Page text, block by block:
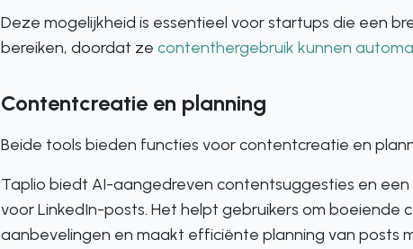
Deze mogelijkheid is essentieel voor startups die een
bereiken, doordat ze contenthergebruik kunnen
Contentcreatie en planning
Beide tools bieden functies voor contentcreatie en
Taplio biedt AI-aangedreven contentsuggesties en
voor LinkedIn-posts. Het helpt gebruikers om
aanbevelingen en maakt efficiënte planning van posts